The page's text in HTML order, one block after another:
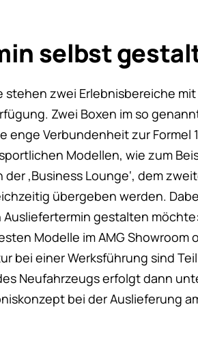
selbst
stehen zwei Erlebnisbereiche
Zwei Boxen im so
enge Verbundenheit zur Formel
Modellen, wie zum
‚Business Lounge‘, dem
übergeben werden.
gestalten möchte:
Modelle im AMG Showroom
bei einer Werksführung sind
Neufahrzeugs erfolgt dann
bei der Auslieferung